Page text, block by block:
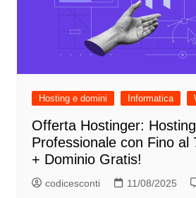
Hosting e domini Informatica
Offerta Hostinger:
Professionale con Fino al
+ Dominio Gratis!
codicesconti 11/08/2025